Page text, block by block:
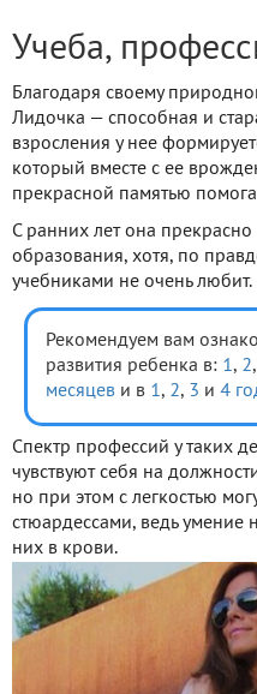
Учеба,
Благодаря своему
Лидочка — способная и
взросления у нее
который вместе с ее
прекрасной памятью
С ранних лет она
образования, хотя, по
учебниками не очень любит.
Рекомендуем вам
развития ребенка в: 1, 2,
месяцев и в 1, 2, 3 и 4
Спектр профессий у таких
чувствуют себя на
но при этом с легкостью
стюардессами, ведь умение
них в крови.